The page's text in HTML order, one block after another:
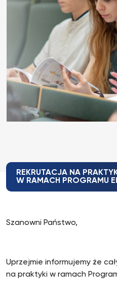
REKRUTACJA NA
W RAMACH PROGRAMU
Szanowni Państwo,
Uprzejmie informujemy że
na praktyki w ramach